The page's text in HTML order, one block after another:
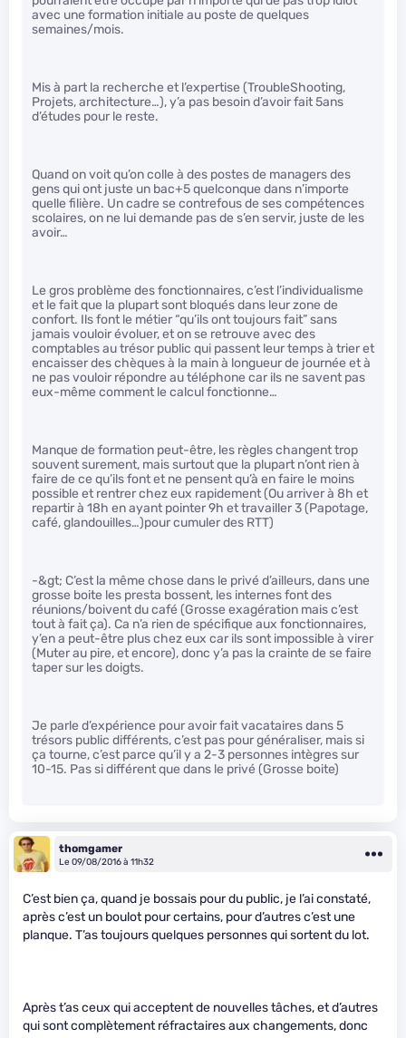
avec une formation initiale au poste de quelques
semaines/mois.
Mis à part la recherche et l’expertise (TroubleShooting,
Projets, architecture…), y’a pas besoin d’avoir fait 5ans
d’études pour le reste.
Quand on voit qu’on colle à des postes de managers des
gens qui ont juste un bac+5 quelconque dans n’importe
quelle filière. Un cadre se contrefous de ses compétences
scolaires, on ne lui demande pas de s’en servir, juste de les
avoir…
Le gros problème des fonctionnaires, c’est l’individualisme
et le fait que la plupart sont bloqués dans leur zone de
confort. Ils font le métier “qu’ils ont toujours fait” sans
jamais vouloir évoluer, et on se retrouve avec des
comptables au trésor public qui passent leur temps à trier et
encaisser des chèques à la main à longueur de journée et à
ne pas vouloir répondre au téléphone car ils ne savent pas
eux-même comment le calcul fonctionne…
Manque de formation peut-être, les règles changent trop
souvent surement, mais surtout que la plupart n’ont rien à
faire de ce qu’ils font et ne pensent qu’à en faire le moins
possible et rentrer chez eux rapidement (Ou arriver à 8h et
repartir à 18h en ayant pointer 9h et travailler 3 (Papotage,
café, glandouilles…)pour cumuler des RTT)
-&gt; C’est la même chose dans le privé d’ailleurs, dans une
grosse boite les presta bossent, les internes font des
réunions/boivent du café (Grosse exagération mais c’est
tout à fait ça). Ca n’a rien de spécifique aux fonctionnaires,
y’en a peut-être plus chez eux car ils sont impossible à virer
(Muter au pire, et encore), donc y’a pas la crainte de se faire
taper sur les doigts.
Je parle d’expérience pour avoir fait vacataires dans 5
trésors public différents, c’est pas pour généraliser, mais si
ça tourne, c’est parce qu’il y a 2-3 personnes intègres sur
10-15. Pas si différent que dans le privé (Grosse boite)
thomgamer
Le 09/08/2016 à 11h32
C’est bien ça, quand je bossais pour du public, je l’ai constaté,
après c’est un boulot pour certains, pour d’autres c’est une
planque. T’as toujours quelques personnes qui sortent du lot.
Après t’as ceux qui acceptent de nouvelles tâches, et d’autres
qui sont complètement réfractaires aux changements, donc